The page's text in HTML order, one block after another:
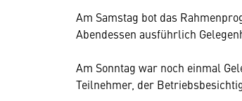
Am Samstag bot das
Abendessen ausführlich
Am Sonntag war noch einmal
Teilnehmer, der